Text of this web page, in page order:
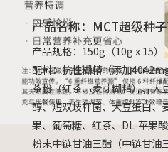
产品名称：MCT超级种
产品规格：150g（10g x 15）
配料：抗性糊精（添加
茶粉（红茶、麦芽糊精）、大
醇、短双歧杆菌、大豆蛋白、
果、葡萄糖、红茶、DL-苹果
粉末中链甘油三酯（中链甘油